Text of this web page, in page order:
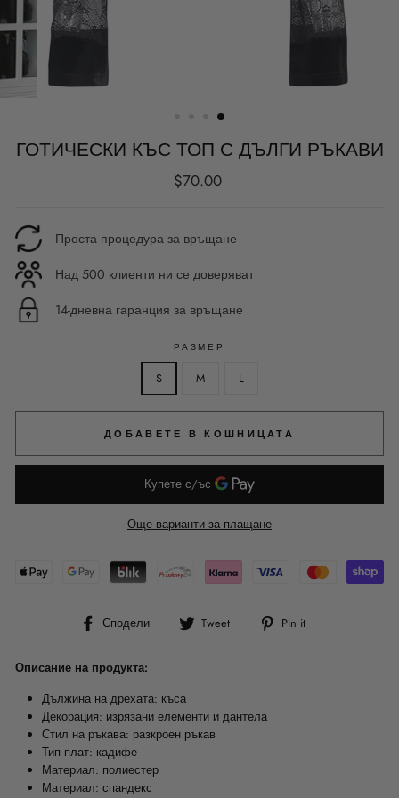
ГОТИЧЕСКИ КЪС ТОП С ДЪЛГИ РЪКАВИ
Редовна
$70.00
Проста процедура за връщане
Над 500 клиенти ни се доверяват
14-дневна гаранция за връщане
РАЗМЕР
S M L
ДОБАВЕТЕ В КОШНИЦАТА
Още варианти за плащане
Сподели
СподелиTweet
Tweet
Pin it
Описание на продукта:
Дължина на дрехата: къса
Декорация: изрязани елементи и дантела
Стил на ръкава: разкроен ръкав
Тип плат: кадифе
Материал: полиестер
Материал: спандекс